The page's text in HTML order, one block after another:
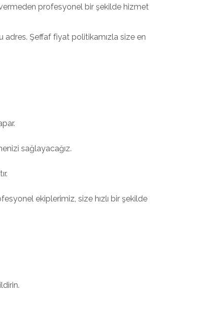
vermeden profesyonel bir şekilde hizmet
adres. Şeffaf fiyat politikamızla size en
sağlayacağız.
ekiplerimiz, size hızlı bir şekilde